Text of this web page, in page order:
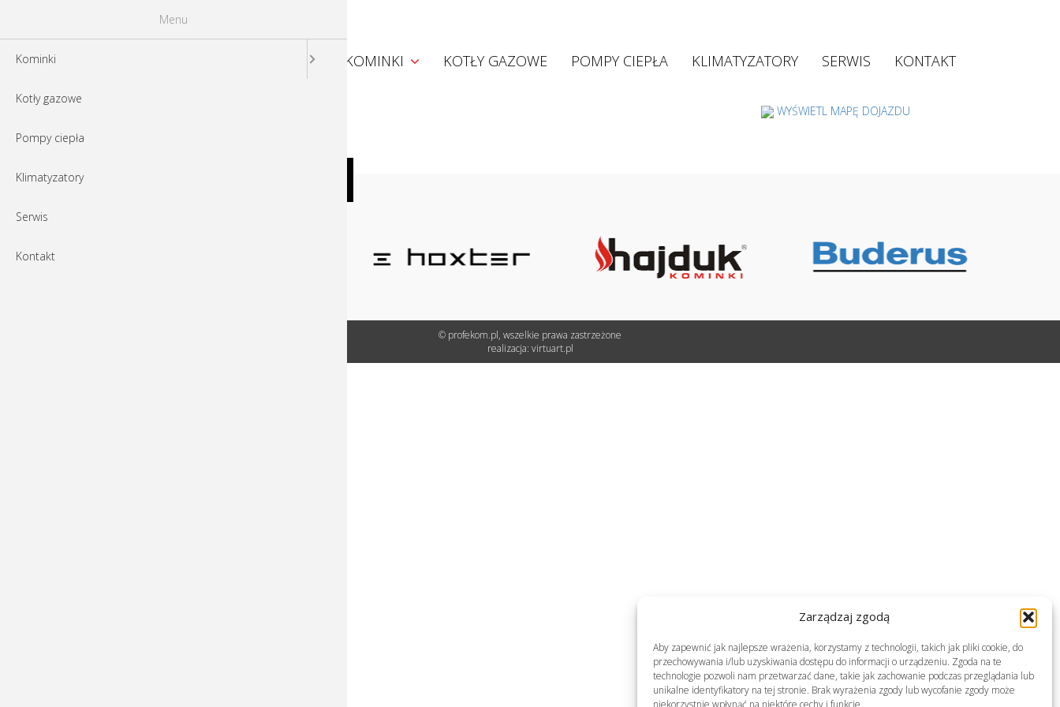
Zarządzaj zgodą
Aby zapewnić jak najlepsze wrażenia, korzystamy z technologii, takich jak pliki cookie, do
przechowywania i/lub uzyskiwania dostępu do informacji o urządzeniu. Zgoda na te
technologie pozwoli nam przetwarzać dane, takie jak zachowanie podczas przeglądania lub
unikalne identyfikatory na tej stronie. Brak wyrażenia zgody lub wycofanie zgody może
niekorzystnie wpłynąć na niektóre cechy i funkcje.
KOMINKI KOTŁY GAZOWE POMPY CIEPŁA KLIMATYZATORY SERWIS KONTAKT
WYŚWIETL MAPĘ DOJAZDU
© profekom.pl, wszelkie prawa zastrzeżone
realizacja: virtuart.pl
Menu
Kominki
Kotły gazowe
Pompy ciepła
Klimatyzatory
Serwis
Kontakt
Kominki akumulacyjne